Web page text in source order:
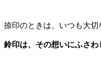
捺印のときは、いつも大切
鈴印は、その想いにふさわ